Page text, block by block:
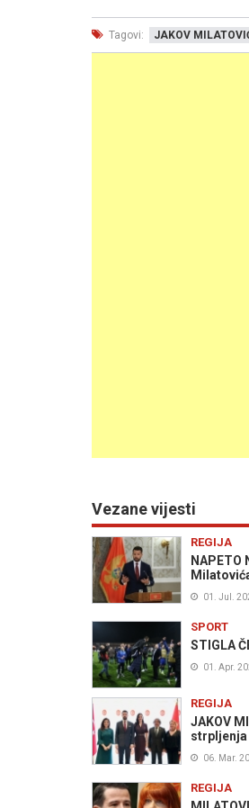
Tagovi: JAKOV
Vezane vijesti
REGIJA
NAPETO
01. Jul.
SPORT
STIGLA
01. Apr.
REGIJA
JAKOV
06. Mar.
REGIJA